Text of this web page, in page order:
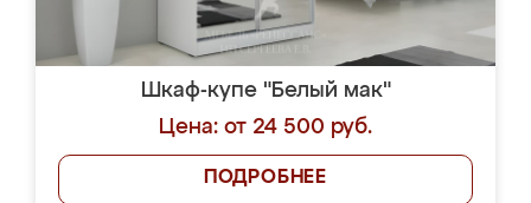
Шкаф-купе "Белый мак"
Цена: от 24 500 руб.
ПОДРОБНЕЕ